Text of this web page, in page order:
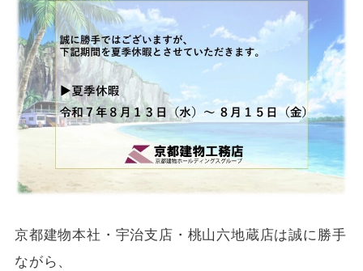
京都建物本社・宇治支店・桃山六地蔵店は誠に勝手
ながら、